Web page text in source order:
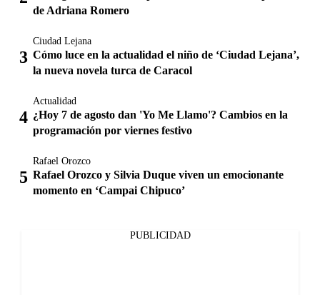
de Adriana Romero
Ciudad Lejana
Cómo luce en la actualidad el niño de ‘Ciudad Lejana’,
la nueva novela turca de Caracol
Actualidad
¿Hoy 7 de agosto dan 'Yo Me Llamo'? Cambios en la
programación por viernes festivo
Rafael Orozco
Rafael Orozco y Silvia Duque viven un emocionante
momento en ‘Campai Chipuco’
PUBLICIDAD